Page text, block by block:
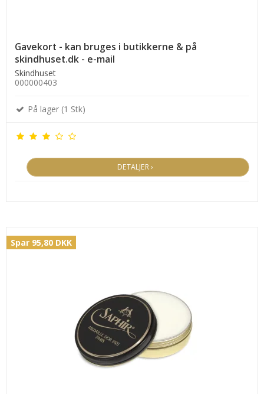
Gavekort - kan bruges i butikkerne & på
skindhuset.dk - e-mail
Skindhuset
000000403
På lager (1 Stk)
DETALJER ›
Spar 95,80 DKK